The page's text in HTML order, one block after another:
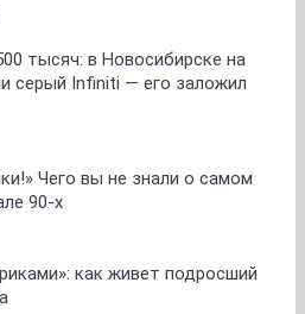
тысяч: в Новосибирске на
серый Infiniti — его заложил
Чего вы не знали о самом
90-х
как живет подросший